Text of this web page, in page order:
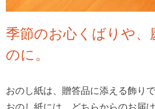
季節のお心くばりや、
のに。
おのし紙は、贈答品に添える飾りで
おのし紙には、どちらからのお届